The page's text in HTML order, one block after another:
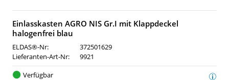
Einlasskasten AGRO NIS Gr.I mit Klappdeckel
halogenfrei blau
ELDAS®-Nr:
372501629
Lieferanten-Art-Nr:
9921
Verfügbar